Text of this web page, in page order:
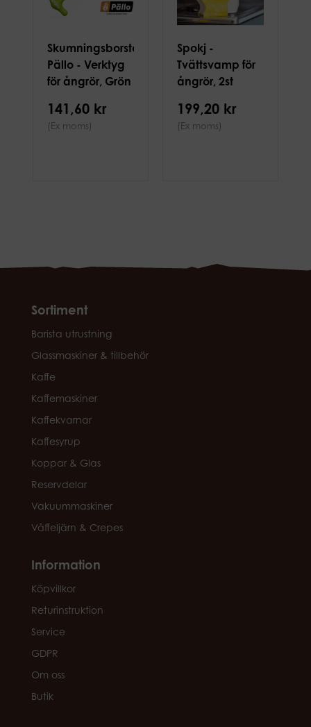
Skumningsborste
Pällo - Verktyg
för ångrör, Grön
141,60 kr
(Ex moms)
Spokj -
Tvättsvamp för
ångrör, 2st
199,20 kr
(Ex moms)
Sortiment
Barista utrustning
Glassmaskiner & tillbehör
Kaffe
Kaffemaskiner
Kaffekvarnar
Kaffesyrup
Koppar & Glas
Reservdelar
Vakuummaskiner
Våffeljärn & Crepes
Information
Köpvillkor
Returinstruktion
Service
GDPR
Om oss
Butik